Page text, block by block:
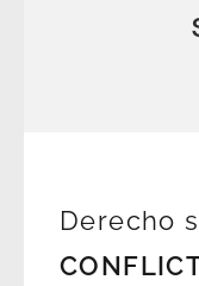
Derecho